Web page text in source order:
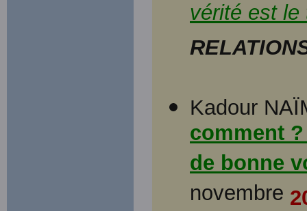
vérité est le
Kadour
comment
de bonne
novembre